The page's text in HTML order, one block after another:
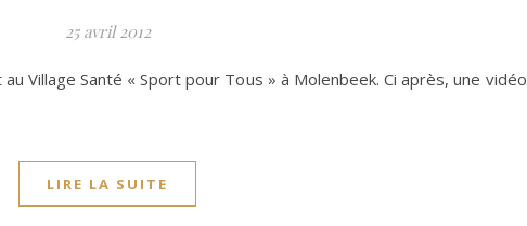
25 avril 2012
Village Santé « Sport pour Tous » à Molenbeek. Ci après, une vidéo
LIRE LA SUITE